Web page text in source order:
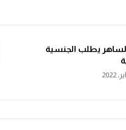
يطلب الجنسية